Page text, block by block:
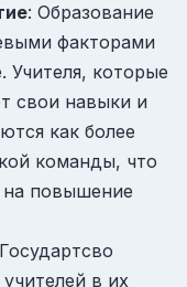
: Образование
факторами
Учителя, которые
свои навыки и
как более
команды, что
повышение
в их